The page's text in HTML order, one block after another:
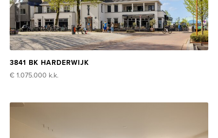
3841 BK HARDERWIJK
€ 1.075.000 k.k.